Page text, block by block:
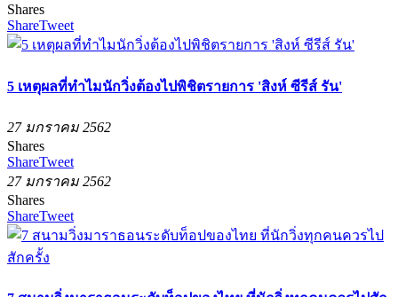
Shares
ShareTweet
5 เหตุผลที่ทำไมนักวิ่งต้องไปพิชิตรายการ 'สิงห์ ซีรีส์ รัน'
27 มกราคม 2562
Shares
ShareTweet
27 มกราคม 2562
Shares
ShareTweet